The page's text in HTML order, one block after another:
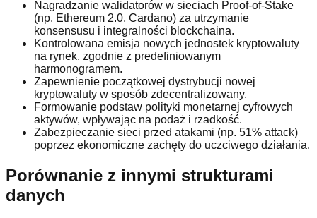
Nagradzanie walidatorów w sieciach Proof-of-Stake
(np. Ethereum 2.0, Cardano) za utrzymanie
konsensusu i integralności blockchaina.
Kontrolowana emisja nowych jednostek kryptowaluty
na rynek, zgodnie z predefiniowanym
harmonogramem.
Zapewnienie początkowej dystrybucji nowej
kryptowaluty w sposób zdecentralizowany.
Formowanie podstaw polityki monetarnej cyfrowych
aktywów, wpływając na podaż i rzadkość.
Zabezpieczanie sieci przed atakami (np. 51% attack)
poprzez ekonomiczne zachęty do uczciwego działania.
Porównanie z innymi strukturami
danych